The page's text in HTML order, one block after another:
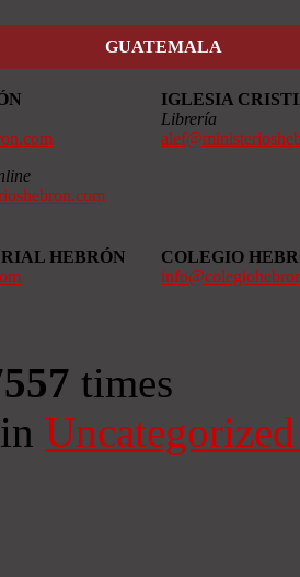
GUATEMALA
IGLESIA
Librería
HEBRÓN
COLEGIO
times